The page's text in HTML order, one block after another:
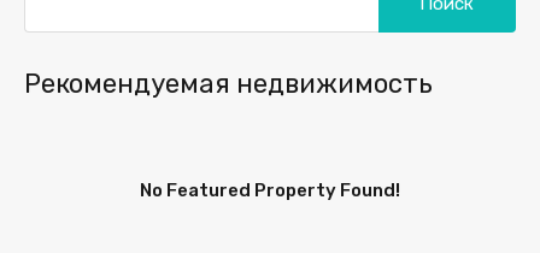
Рекомендуемая недвижимость
No Featured Property Found!